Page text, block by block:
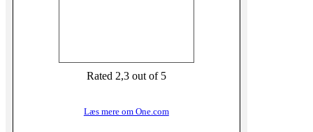
Rated 2,3 out of 5
Læs mere om One.com